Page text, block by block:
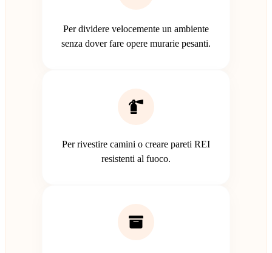
Per dividere velocemente un ambiente
senza dover fare opere murarie pesanti.
Per rivestire camini o creare pareti REI
resistenti al fuoco.